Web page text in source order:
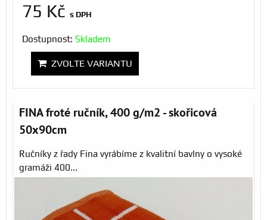
75 Kč s DPH
Dostupnost: Skladem
ZVOLTE VARIANTU
FINA froté ručník, 400 g/m2 - skořicová
50x90cm
Ručníky z řady Fina vyrábíme z kvalitní bavlny o vysoké
gramáži 400...